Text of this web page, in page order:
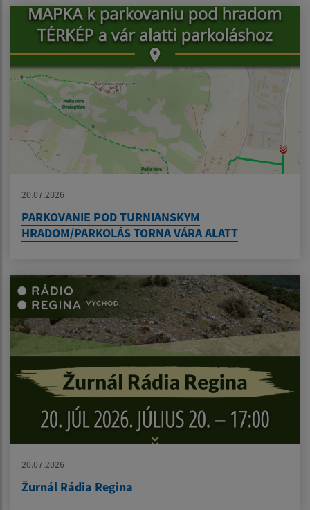
20.07.2026
PARKOVANIE POD TURNIANSKYM
HRADOM/PARKOLÁS TORNA VÁRA ALATT
20.07.2026
Žurnál Rádia Regina